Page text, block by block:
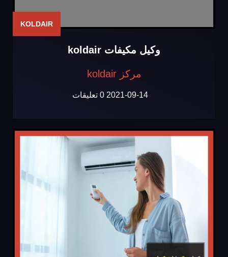
KOLDAIR
وكيل مكيفات koldair
مركز koldair
2021-09-14 0 تعليقات